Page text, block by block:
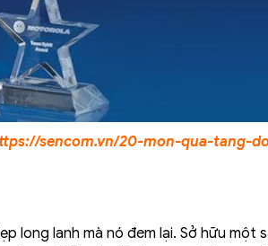
sencom.vn/20-mon-qua-tang-
long lanh mà nó đem lại. Sở hữu một